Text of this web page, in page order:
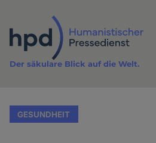
Inhalt
Der säkulare Blick auf die Welt.
GESUNDHEIT